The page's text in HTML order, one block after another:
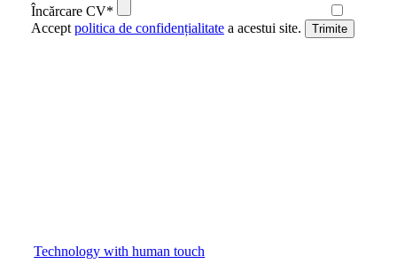
Încărcare CV*
Acceptpolitica de confidențialitatea acestui site.
Technology with human touch